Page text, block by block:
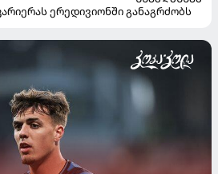
ერედივიონში განაგრძობს